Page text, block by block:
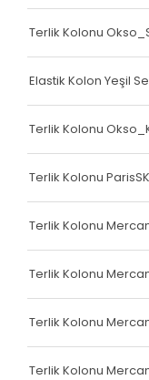
Terlik Kolonu
Elastik Kolon Yeşil
Terlik Kolonu
Terlik Kolonu
Terlik Kolonu
Terlik Kolonu
Terlik Kolonu
Terlik Kolonu